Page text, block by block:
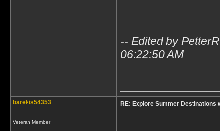
-- Edited by
06:22:50 AM
barekis54353
Veteran Member
RE: Explore Summer Destinations